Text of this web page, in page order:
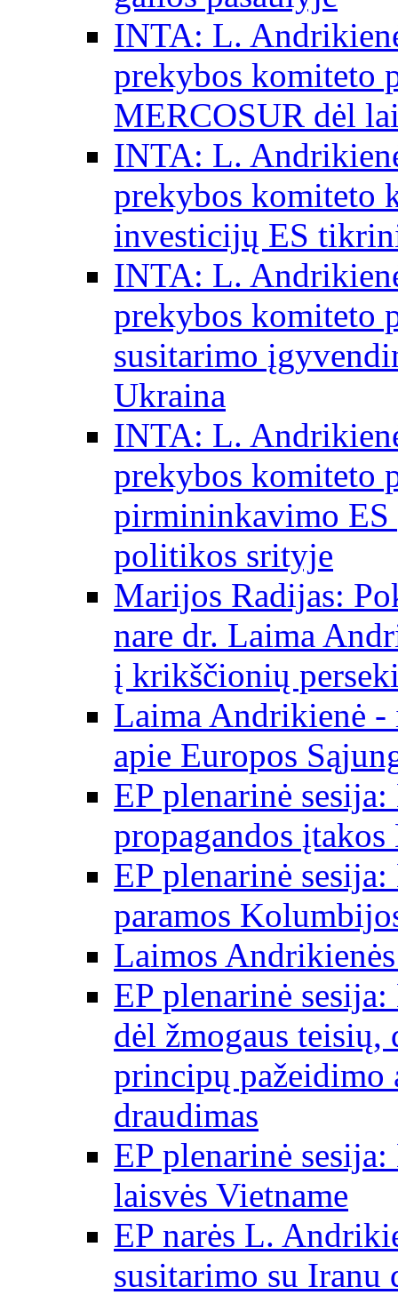
INTA: L.
prekybos komiteto
MERCOSUR dėl
INTA: L.
prekybos komiteto
investicijų ES
INTA: L.
prekybos komiteto
susitarimo
Ukraina
INTA: L.
prekybos komiteto
pirmininkavimo ES
politikos srityje
Marijos Radijas:
nare dr. Laima
į krikščionių
Laima Andrikienė -
apie Europos
EP plenarinė
propagandos įtakos
EP plenarinė
paramos
Laimos
EP plenarinė
dėl žmogaus
principų pažeidimo
draudimas
EP plenarinė
laisvės Vietname
EP narės L.
susitarimo su Iranu